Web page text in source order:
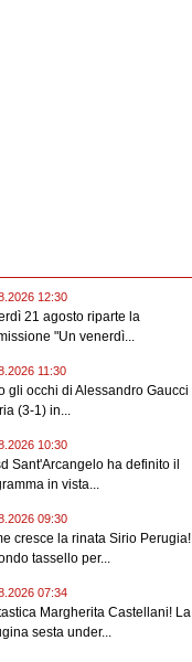
12:30
21 agosto riparte la
"Un venerdì...
11:30
gli occhi di Alessandro Gaucci
(3-1) in...
10:30
Sant'Arcangelo ha definito il
in vista...
09:30
cresce la rinata Sirio Perugia!
tassello per...
07:34
Margherita Castellani! La
sesta under...